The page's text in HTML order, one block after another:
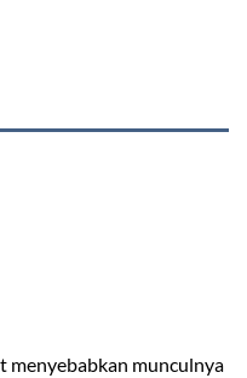
menyebabkan munculnya